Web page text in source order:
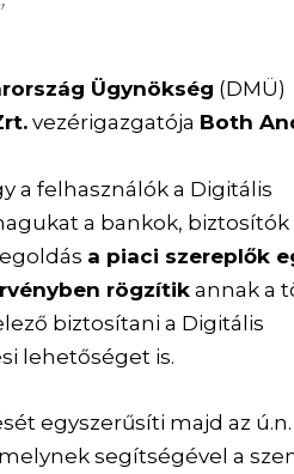
Ügynökség (DMÜ)
vezérigazgatója Both
a felhasználók a Digitális
a bankok,
a piaci szereplők
rögzítikannak a
biztosítani a Digitális
lehetőséget is.
egyszerűsíti majd az ú.n.
segítségével a